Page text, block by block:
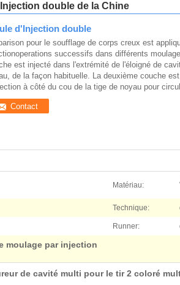
double de la Chine
d'Injection double
pour le soufflage de corps creux est
successifs dans différents
est injecté dans l'extrémité de l'éloigné de
de la façon habituelle. La deuxième couche
à côté du cou de la tige de noyau pour
Contact
Matériau:
Technique:
Runner:
moulage par injection
de cavité multi pour le tir 2 coloré